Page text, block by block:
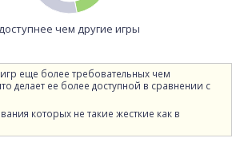
чем другие игры
еще более требовательных чем
делает ее более доступной в сравнении с
которых не такие жесткие как в